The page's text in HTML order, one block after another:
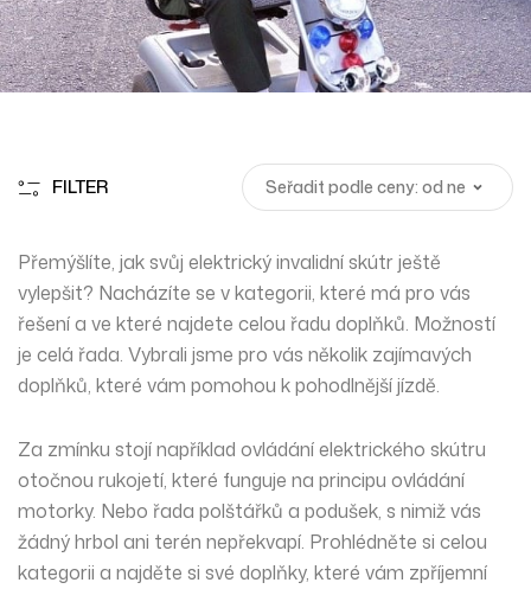
FILTER
Přemýšlíte, jak svůj elektrický invalidní skútr ještě
vylepšit? Nacházíte se v kategorii, které má pro vás
řešení a ve které najdete celou řadu doplňků. Možností
je celá řada. Vybrali jsme pro vás několik zajímavých
doplňků, které vám pomohou k pohodlnější jízdě.
Za zmínku stojí například ovládání elektrického skútru
otočnou rukojetí, které funguje na principu ovládání
motorky. Nebo řada polštářků a podušek, s nimiž vás
žádný hrbol ani terén nepřekvapí. Prohlédněte si celou
kategorii a najděte si své doplňky, které vám zpříjemní